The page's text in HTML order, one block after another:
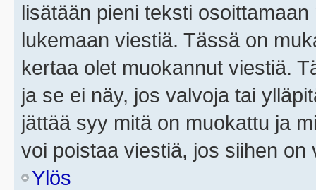
lisätään pieni teksti
lukemaan viestiä. Tässä on
kertaa olet muokannut viestiä.
ja se ei näy, jos valvoja tai
jättää syy mitä on muokattu ja
voi poistaa viestiä, jos siihen on
Ylös